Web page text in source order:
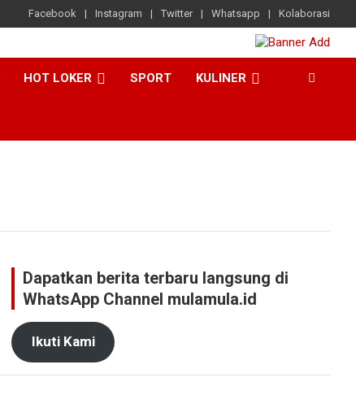
Facebook Instagram Twitter Whatsapp Kolaborasi
HOT LOKER SPORT KULINER
Dapatkan berita terbaru langsung di
WhatsApp Channel mulamula.id
Ikuti Kami